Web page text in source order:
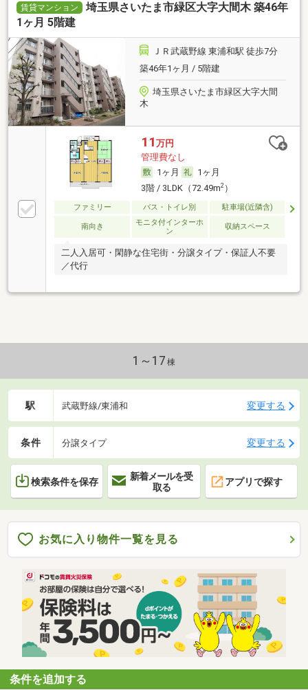
賃貸マンション
埼玉県さいたま市緑区大字大間木 築46年
1ヶ月 5階建
ＪＲ武蔵野線 東浦和駅 徒歩7分
築46年1ヶ月 / 5階建
埼玉県さいたま市緑区大字大間
木
11 万円
管理費なし
1ヶ月
1ヶ月
3階 / 3LDK（72.49m2）
ファミリー バス・トイレ別 駐車場(近隣含)
南向き
モニタ付インターホ
ン
収納スペース
二人入居可・閑静な住宅街・分譲タイプ・保証人不要
／代行
1～17 棟
駅 武蔵野線/東浦和 変更する
条件 分譲タイプ 変更する
検索条件を保存
新着メールを受
取る
アプリで探す
お気に入り物件一覧を見る
条件を追加する